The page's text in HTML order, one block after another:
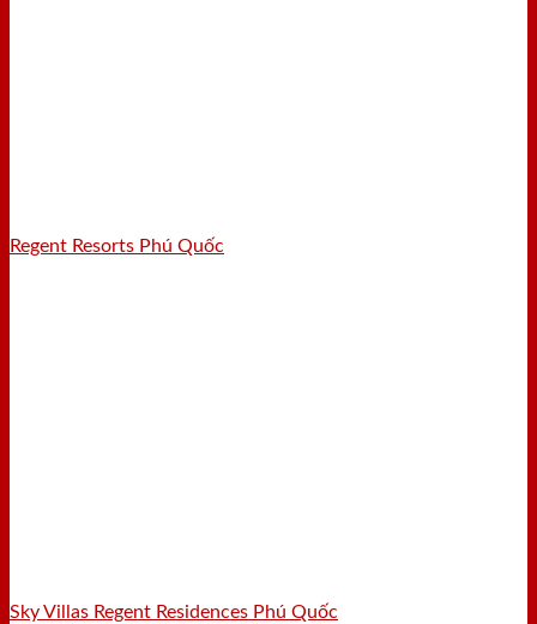
Regent Resorts Phú Quốc
Sky Villas Regent Residences Phú Quốc